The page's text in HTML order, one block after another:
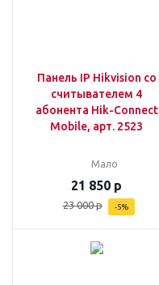
Панель IP Hikvision со
считывателем 4
абонента Hik-Connect
Mobile, арт. 2523
Мало
21 850 р
23 000р -5%